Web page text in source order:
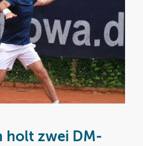
holt zwei DM-